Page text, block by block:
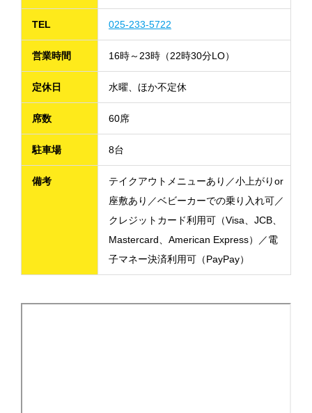
TEL 025-233-5722
営業時間 16時～23時（22時30分LO）
定休日 水曜、ほか不定休
席数 60席
駐車場 8台
備考
テイクアウトメニューあり／小上がりor
座敷あり／ベビーカーでの乗り入れ可／
クレジットカード利用可（Visa、JCB、
Mastercard、American Express）／電
子マネー決済利用可（PayPay）